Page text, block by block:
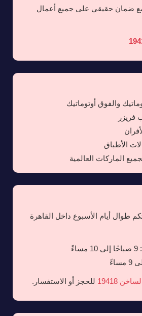
ضمان حقيقي على جميع أعمال
والفوق أوتوماتيك
فريزر
الأطباق
الماركات العالمية
طوال أيام الأسبوع داخل القاهرة
19418 للحجز أو الاستفسار.